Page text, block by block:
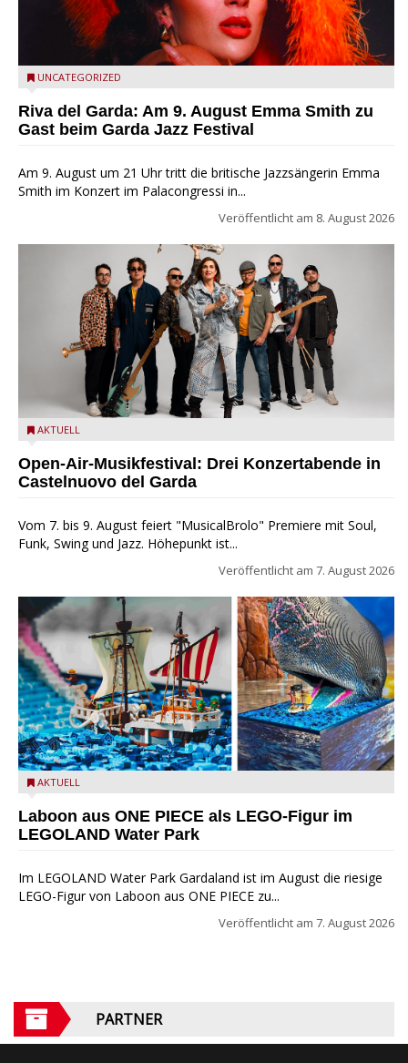
Riva del Garda - Emma Smith zu Gast beim Garda Jazz
UNCATEGORIZED
Riva del Garda: Am 9. August Emma Smith zu
Gast beim Garda Jazz Festival
Am 9. August um 21 Uhr tritt die britische Jazzsängerin Emma
Smith im Konzert im Palacongressi in...
Veröffentlicht am 8. August 2026
Castelnuovo del Garda: Die "Dirotta su Cuba" zu Gast beim
AKTUELL
Open-Air-Musikfestival: Drei Konzertabende in
Castelnuovo del Garda
Vom 7. bis 9. August feiert "MusicalBrolo" Premiere mit Soul,
Funk, Swing und Jazz. Höhepunkt ist...
Veröffentlicht am 7. August 2026
Laboon aus ONE PIECE als LEGO-Figur im LEGOLAND Water
AKTUELL
Laboon aus ONE PIECE als LEGO-Figur im
LEGOLAND Water Park
Im LEGOLAND Water Park Gardaland ist im August die riesige
LEGO-Figur von Laboon aus ONE PIECE zu...
Veröffentlicht am 7. August 2026
PARTNER